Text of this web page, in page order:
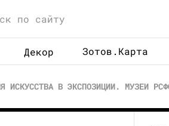
Декор Зотов.Карта
ИСКУССТВА В ЭКСПОЗИЦИИ. МУЗЕИ